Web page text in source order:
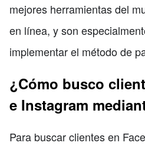
mejores herramientas del
en línea, y son
implementar el método de
¿Cómo busco
e Instagram
Para buscar clientes en